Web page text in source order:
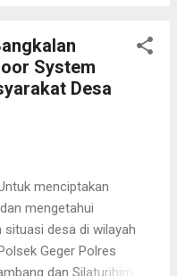
desa Kompol
dan tidak membuat
Hoax yang ada di
Dengan himbauan
senang dan memahami
hoax yang sering
dan akan membantu
kami akan selalu
System
Desa
menciptakan
mengetahui
situasi desa di wilayah
Geger Polres
dan Silaturihim